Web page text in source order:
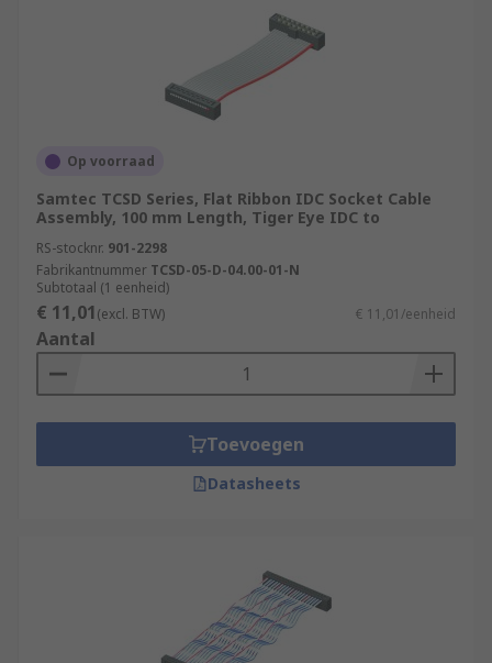
Op voorraad
Samtec TCSD Series, Flat Ribbon IDC Socket Cable
Assembly, 100 mm Length, Tiger Eye IDC to
RS-stocknr. 901-2298
Fabrikantnummer TCSD-05-D-04.00-01-N
Subtotaal (1 eenheid)
€ 11,01(excl. BTW) € 11,01/eenheid
Aantal
Toevoegen
Datasheets